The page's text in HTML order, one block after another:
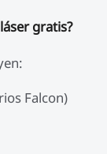
gratis?
Falcon)